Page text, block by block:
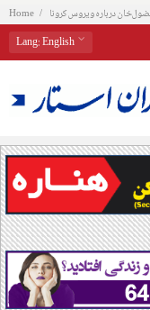
Home درباره ویروس کرونا
Lang: English